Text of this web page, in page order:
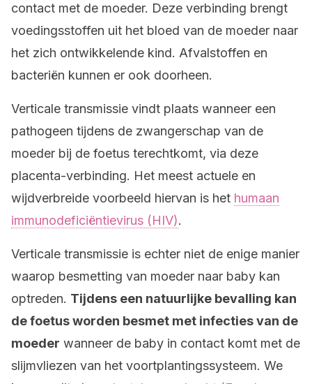
contact met de moeder. Deze verbinding brengt
voedingsstoffen uit het bloed van de moeder naar
het zich ontwikkelende kind. Afvalstoffen en
bacteriën kunnen er ook doorheen.
Verticale transmissie vindt plaats wanneer een
pathogeen tijdens de zwangerschap van de
moeder bij de foetus terechtkomt, via deze
placenta-verbinding. Het meest actuele en
wijdverbreide voorbeeld hiervan is het humaan
immunodeficiëntievirus (HIV).
Verticale transmissie is echter niet de enige manier
waarop besmetting van moeder naar baby kan
optreden. Tijdens een natuurlijke bevalling kan
de foetus worden besmet met infecties van de
moeder wanneer de baby in contact komt met de
slijmvliezen van het voortplantingssysteem. We